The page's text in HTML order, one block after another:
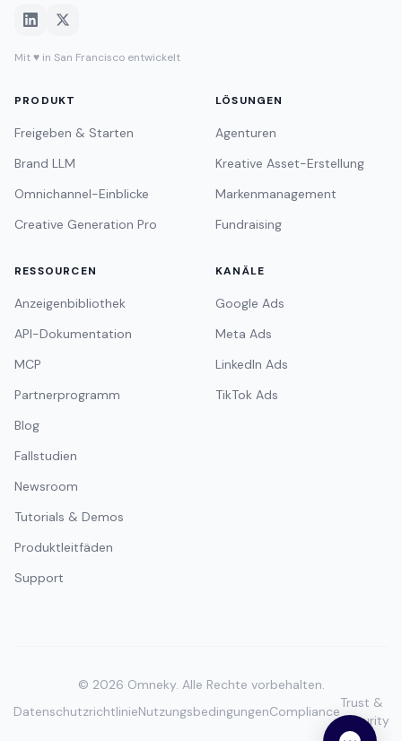
Mit ♥ in San Francisco entwickelt
PRODUKT
Freigeben & Starten
Brand LLM
Omnichannel-Einblicke
Creative Generation Pro
LÖSUNGEN
Agenturen
Kreative Asset-Erstellung
Markenmanagement
Fundraising
RESSOURCEN
Anzeigenbibliothek
API-Dokumentation
MCP
Partnerprogramm
Blog
Fallstudien
Newsroom
Tutorials & Demos
Produktleitfäden
Support
KANÄLE
Google Ads
Meta Ads
LinkedIn Ads
TikTok Ads
© 2026 Omneky. Alle Rechte vorbehalten.
DatenschutzrichtlinieNutzungsbedingungenCompliance
Trust &
Security